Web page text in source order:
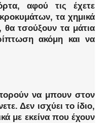
αφού τις έχετε
τα χημικά
τσούξουν τα μάτια
ακόμη και να
να μπουν στον
Δεν ισχύει το ίδιο,
με εκείνα που έχουν